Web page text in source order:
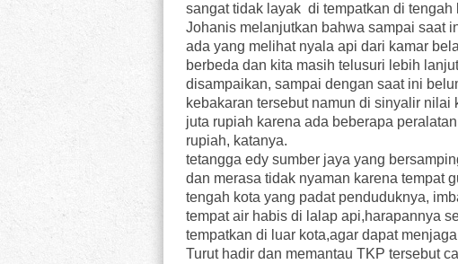
sangat tidak layak di tempatkan di
Johanis melanjutkan bahwa sampai saat
ada yang melihat nyala api dari kamar
berbeda dan kita masih telusuri lebih
disampaikan, sampai dengan saat ini
kebakaran tersebut namun di sinyalir
juta rupiah karena ada beberapa
rupiah, katanya.
tetangga edy sumber jaya yang
dan merasa tidak nyaman karena tempat
tengah kota yang padat penduduknya,
tempat air habis di lalap api,harapannya
tempatkan di luar kota,agar dapat
Turut hadir dan memantau TKP tersebut